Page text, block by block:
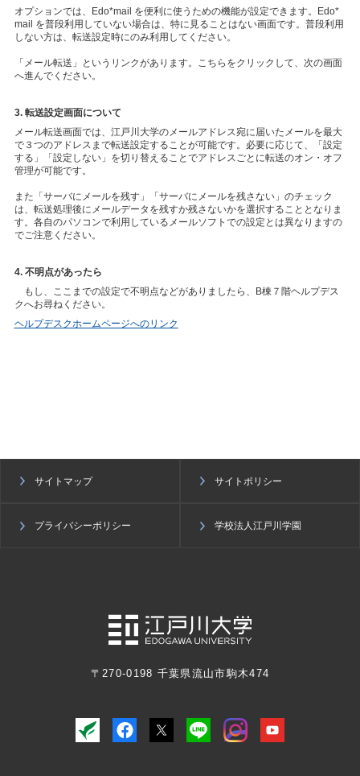
オプションでは、Edo*mail を便利に使うための機能が設定できます。Edo*
mail を普段利用していない場合は、特に見ることはない画面です。普段利用
しない方は、転送設定時にのみ利用してください。
「メール転送」というリンクがあります。こちらをクリックして、次の画面
へ進んでください。
3. 転送設定画面について
メール転送画面では、江戸川大学のメールアドレス宛に届いたメールを最大
で３つのアドレスまで転送設定することが可能です。必要に応じて、「設定
する」「設定しない」を切り替えることでアドレスごとに転送のオン・オフ
管理が可能です。
また「サーバにメールを残す」「サーバにメールを残さない」のチェック
は、転送処理後にメールデータを残すか残さないかを選択することとなりま
す。各自のパソコンで利用しているメールソフトでの設定とは異なりますの
でご注意ください。
4. 不明点があったら
もし、ここまでの設定で不明点などがありましたら、B棟７階ヘルプデス
クへお尋ねください。
ヘルプデスクホームページへのリンク
サイトマップ サイトポリシー
プライバシーポリシー 学校法人江戸川学園
〒270-0198 千葉県流山市駒木474